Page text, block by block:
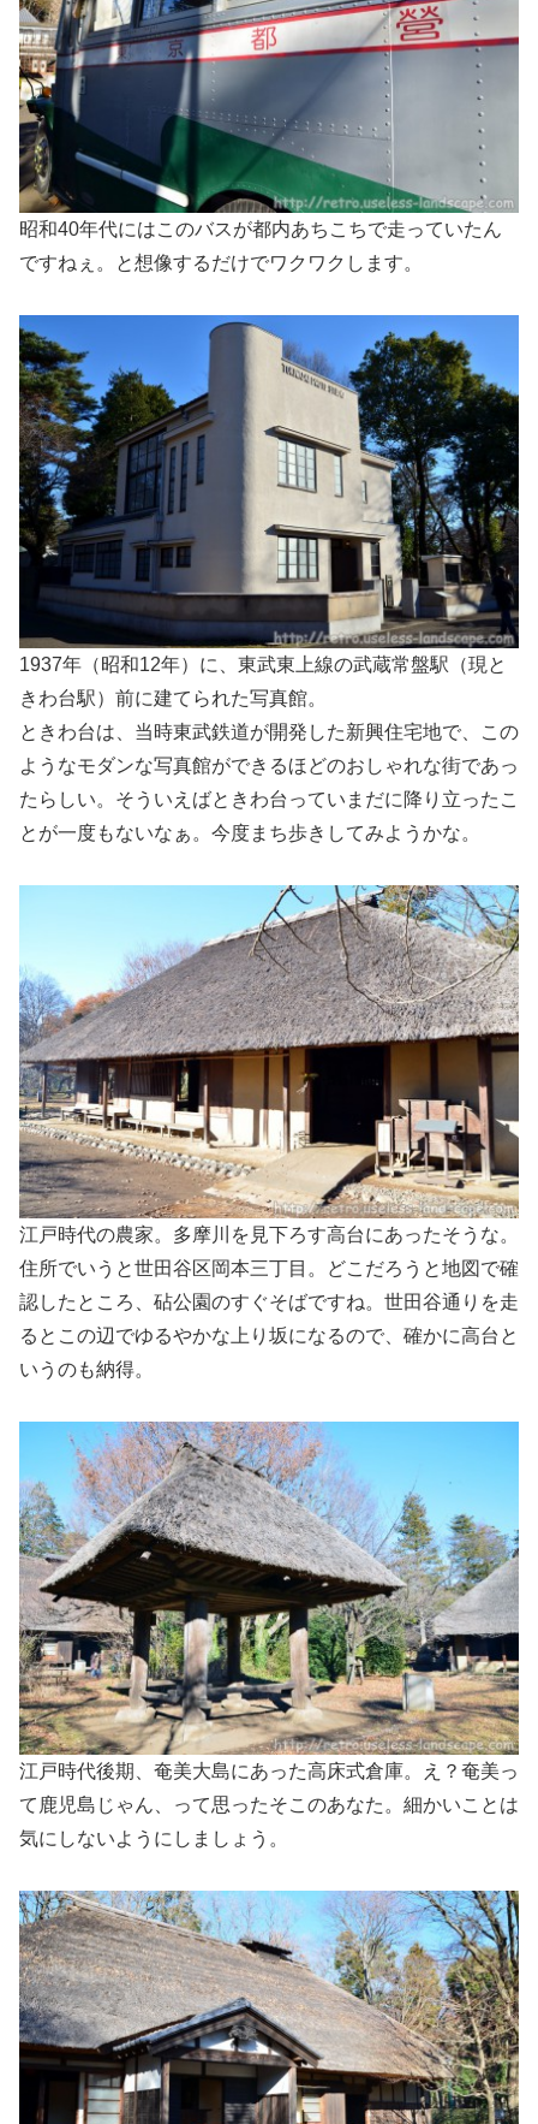
昭和40年代にはこのバスが都内あちこちで走っていたん
ですねぇ。と想像するだけでワクワクします。
1937年（昭和12年）に、東武東上線の武蔵常盤駅（現と
きわ台駅）前に建てられた写真館。
ときわ台は、当時東武鉄道が開発した新興住宅地で、この
ようなモダンな写真館ができるほどのおしゃれな街であっ
たらしい。そういえばときわ台っていまだに降り立ったこ
とが一度もないなぁ。今度まち歩きしてみようかな。
江戸時代の農家。多摩川を見下ろす高台にあったそうな。
住所でいうと世田谷区岡本三丁目。どこだろうと地図で確
認したところ、砧公園のすぐそばですね。世田谷通りを走
るとこの辺でゆるやかな上り坂になるので、確かに高台と
いうのも納得。
江戸時代後期、奄美大島にあった高床式倉庫。え？奄美っ
て鹿児島じゃん、って思ったそこのあなた。細かいことは
気にしないようにしましょう。